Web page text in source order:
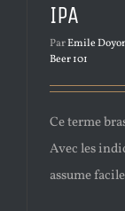
IPA
ParEmile
Beer 101
Ce terme
Avec les
assume